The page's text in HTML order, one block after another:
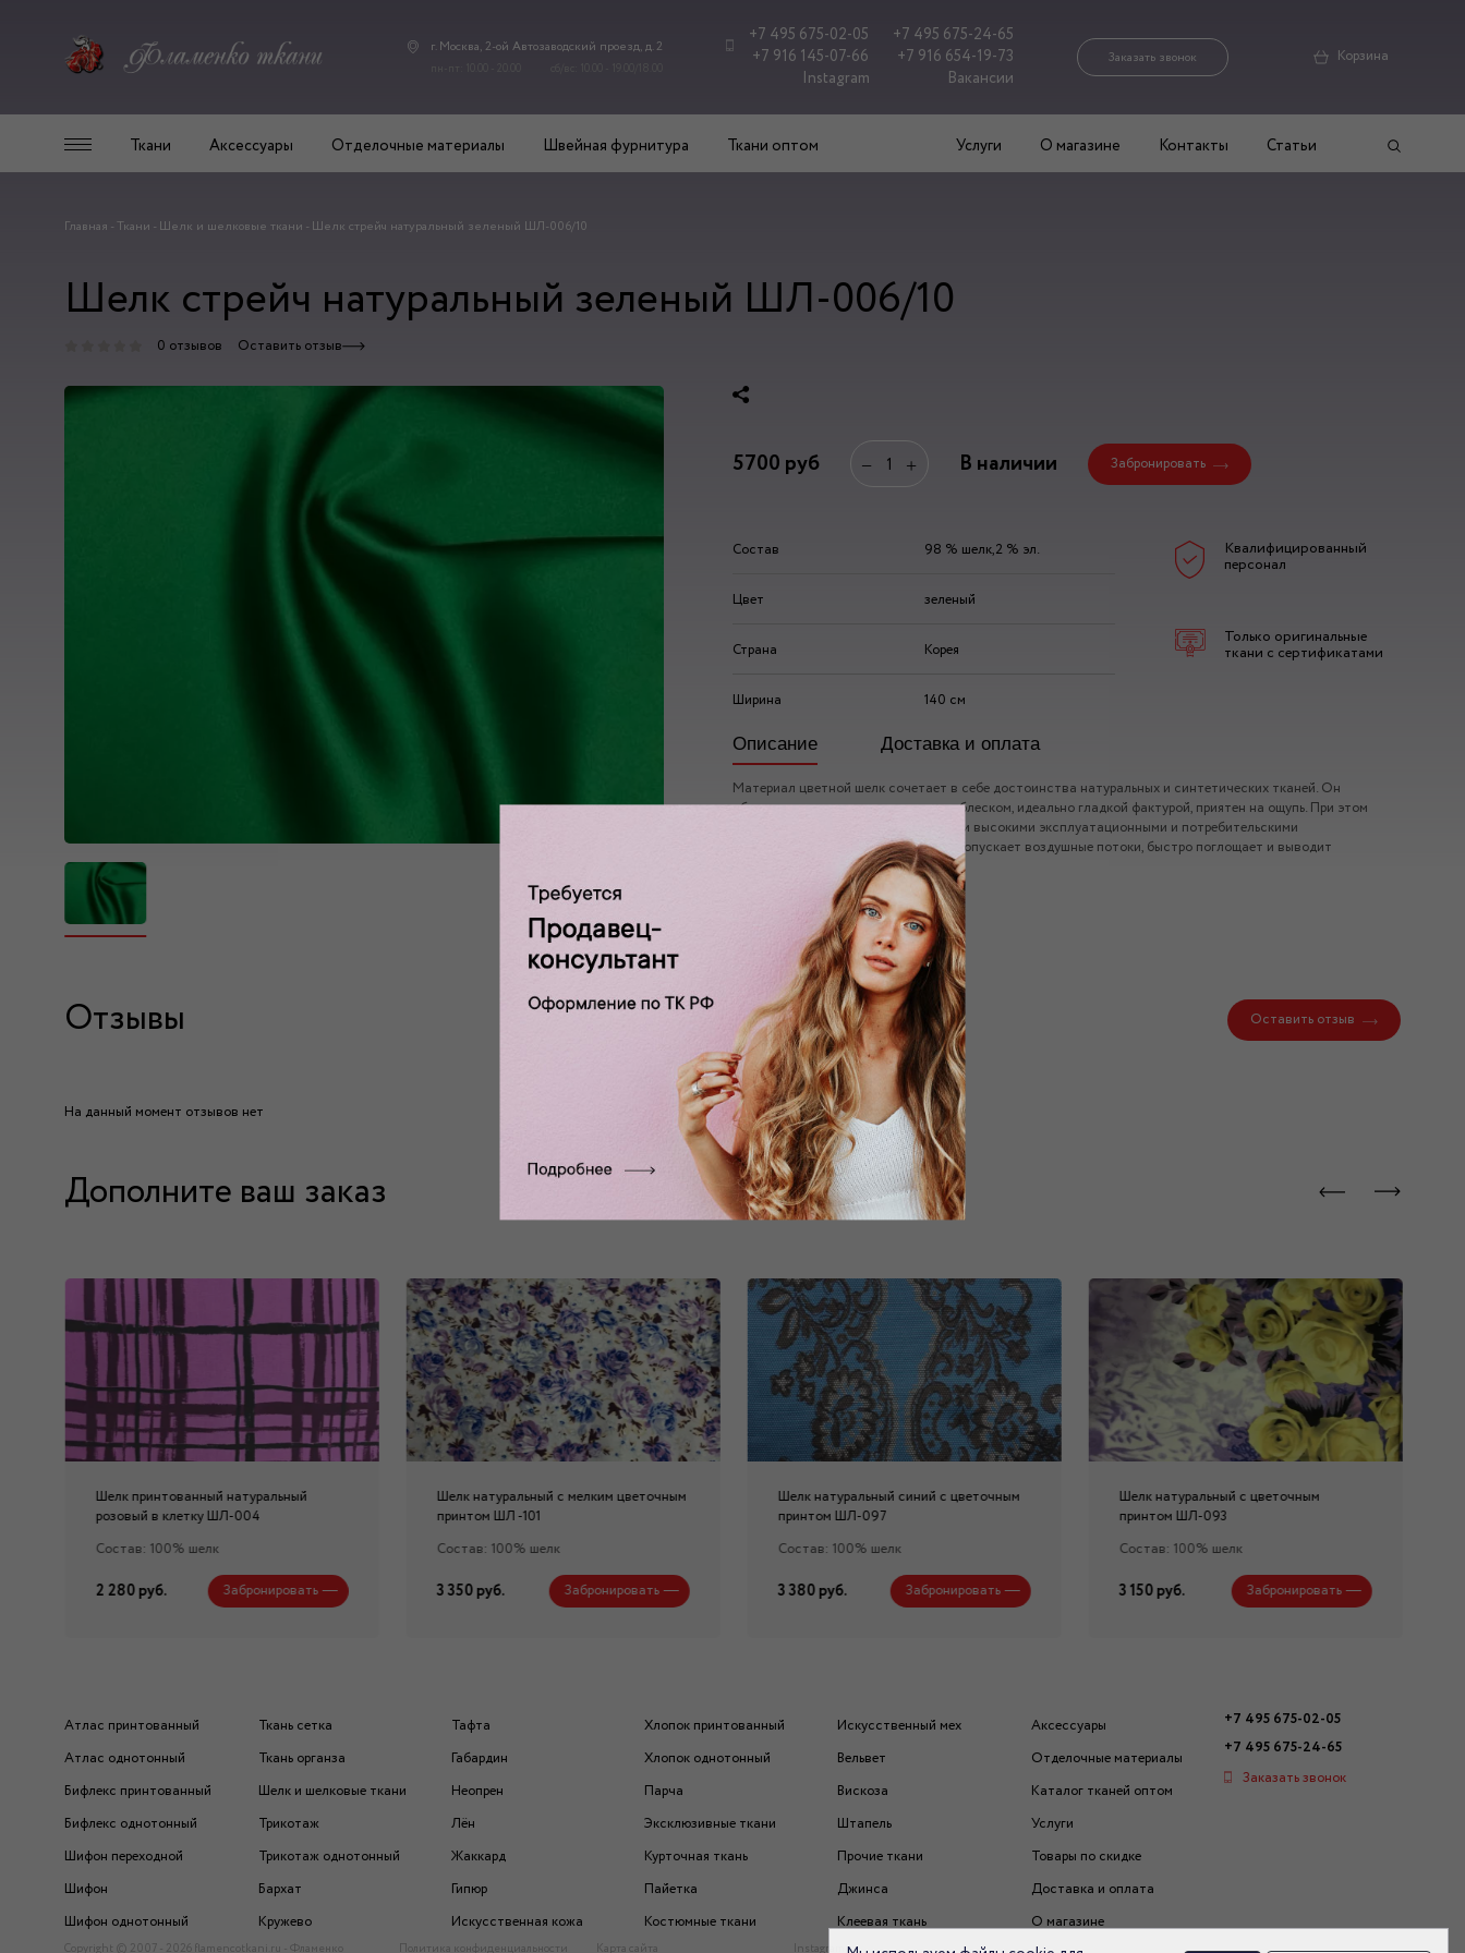
г. Москва, 2-ой Автозаводский проезд, д. 2
+7 495 675-02-05
+7 495 675-24-65
+7 916 145-07-66
+7 916 654-19-73
Instagram
Вакансии
Заказать звонок Корзина
Ткани Аксессуары Отделочные материалы Швейная фурнитура Ткани оптом Услуги О магазине Контакты Статьи
Главная - Ткани - Шелк и шелковые ткани - Шелк стрейч натуральный зеленый ШЛ-006/10
Шелк стрейч натуральный зеленый ШЛ-006/10
0 отзывов Оставить отзыв
5700 руб − + В наличии Забронировать
Состав 98 % шелк,2 % эл.
Цвет зеленый
Страна Корея
Ширина 140 см
Квалифицированный
персонал
Только оригинальные
ткани с сертификатами
Описание Доставка и оплата
Материал цветной шелк сочетает в себе достоинства натуральных и синтетических тканей. Он
обладает нежным переливающимся блеском, идеально гладкой фактурой, приятен на ощупь. При этом
материал цветной шелк отличается и высокими эксплуатационными и потребительскими
показателями – не мнется, хорошо пропускает воздушные потоки, быстро поглощает и выводит
Отзывы Оставить отзыв
На данный момент отзывов нет
Дополните ваш заказ
Шелк принтованный натуральный
розовый в клетку ШЛ-004
Состав: 100% шелк
2 280 руб. Забронировать
Шелк натуральный с мелким цветочным
принтом ШЛ -101
Состав: 100% шелк
3 350 руб. Забронировать
Шелк натуральный синий с цветочным
принтом ШЛ-097
Состав: 100% шелк
3 380 руб. Забронировать
Шелк натуральный с цветочным
принтом ШЛ-093
Состав: 100% шелк
3 150 руб. Забронировать
Атлас принтованный
Атлас однотонный
Бифлекс принтованный
Бифлекс однотонный
Шифон переходной
Шифон
Шифон однотонный
Ткань сетка
Ткань органза
Шелк и шелковые ткани
Трикотаж
Трикотаж однотонный
Бархат
Кружево
Тафта
Габардин
Неопрен
Лён
Жаккард
Гипюр
Искусственная кожа
Хлопок принтованный
Хлопок однотонный
Парча
Эксклюзивные ткани
Курточная ткань
Пайетка
Костюмные ткани
Искусственный мех
Вельвет
Вискоза
Штапель
Прочие ткани
Джинса
Клеевая ткань
Аксессуары
Отделочные материалы
Каталог тканей оптом
Услуги
Товары по скидке
Доставка и оплата
О магазине
+7 495 675-02-05
+7 495 675-24-65
Заказать звонок
Copyright © 2007 - 2026 flamencotkani.ru - Фламенко Политика конфиденциальности Карта сайта Instagram